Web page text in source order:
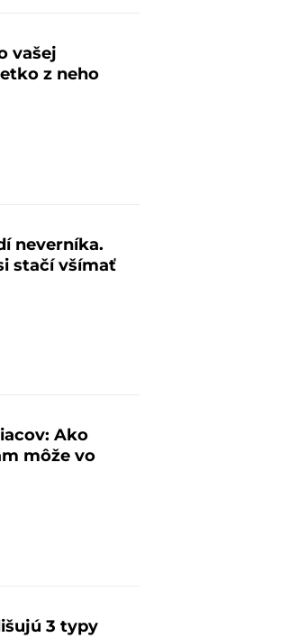
vašej
z neho
neverníka.
stačí všímať
Ako
môže vo
3 typy